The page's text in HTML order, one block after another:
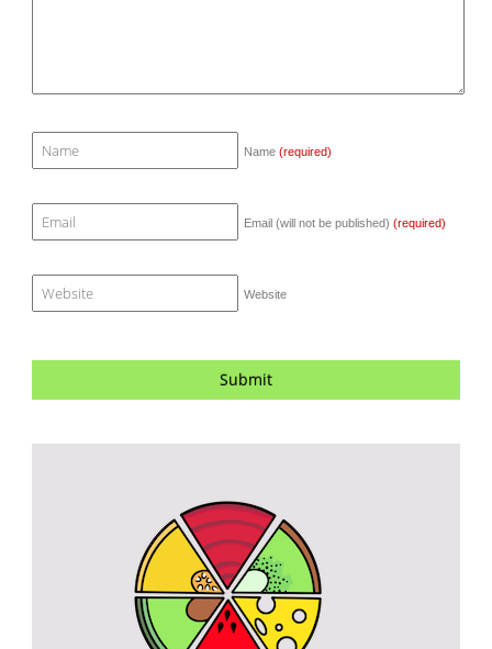
Name(required)
Email (will not be published)(required)
Website